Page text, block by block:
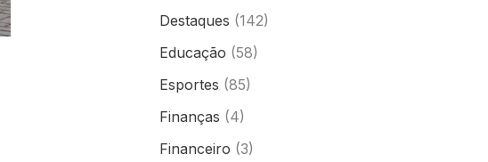
Destaques (142)
Educação (58)
Esportes (85)
Finanças (4)
Financeiro (3)